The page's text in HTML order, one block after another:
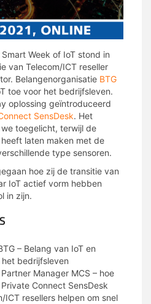
Week of IoT stond in
van Telecom/ICT reseller
Belangenorganisatie BTG
toe voor het bedrijfsleven.
oplossing geïntroduceerd
SensDesk. Het
toegelicht, terwijl de
laten maken met de
type sensoren.
hoe zij de transitie van
IoT actief vorm hebben
in zijn.
– Belang van IoT en
bedrijfsleven
Manager MCS – hoe
Connect SensDesk
ICT resellers helpen om snel